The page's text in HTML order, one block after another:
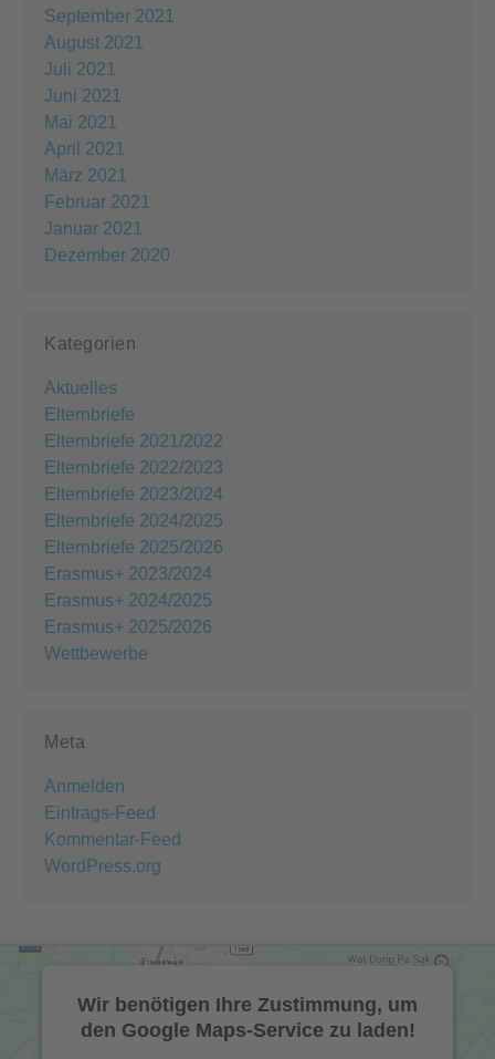
September 2021
August 2021
Juli 2021
Juni 2021
Mai 2021
April 2021
März 2021
Februar 2021
Januar 2021
Dezember 2020
Kategorien
Aktuelles
Elternbriefe
Elternbriefe 2021/2022
Elternbriefe 2022/2023
Elternbriefe 2023/2024
Elternbriefe 2024/2025
Elternbriefe 2025/2026
Erasmus+ 2023/2024
Erasmus+ 2024/2025
Erasmus+ 2025/2026
Wettbewerbe
Meta
Anmelden
Eintrags-Feed
Kommentar-Feed
WordPress.org
Wir benötigen Ihre Zustimmung, um
den Google Maps-Service zu laden!